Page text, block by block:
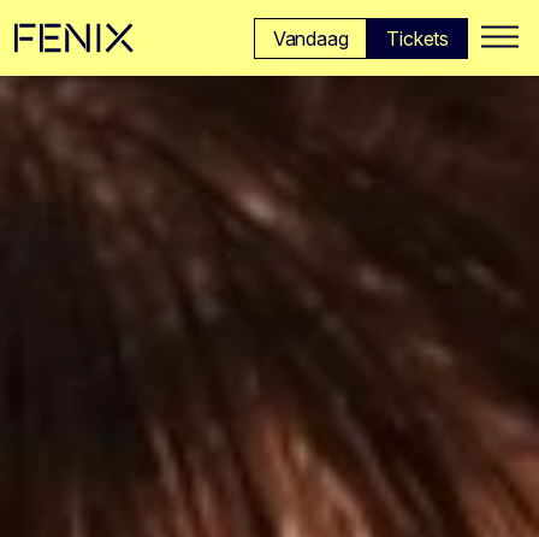
Ga naar hoofdinhoud → Vandaag Tickets